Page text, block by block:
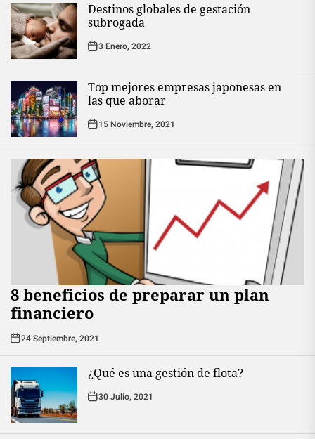
Destinos globales de gestación
subrogada
3 Enero, 2022
Top mejores empresas japonesas en
las que aborar
15 Noviembre, 2021
8 beneficios de preparar un plan
financiero
24 Septiembre, 2021
¿Qué es una gestión de flota?
30 Julio, 2021